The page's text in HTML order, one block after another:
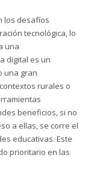
los desafíos
tecnológica, lo
una
digital es un
una gran
rurales o
beneficios, si no
a ellas, se corre el
educativas. Este
prioritario en las